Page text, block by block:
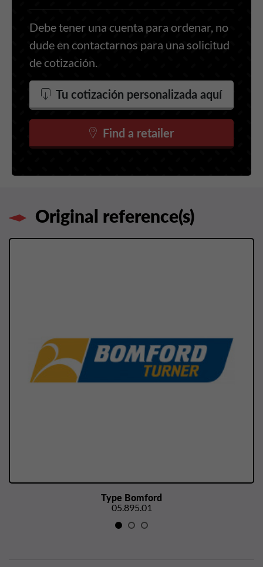
Debe tener una cuenta para ordenar, no
dude en contactarnos para una solicitud
de cotización.
Tu cotización personalizada aquí
Find a retailer
Original reference(s)
Type Bomford
05.895.01